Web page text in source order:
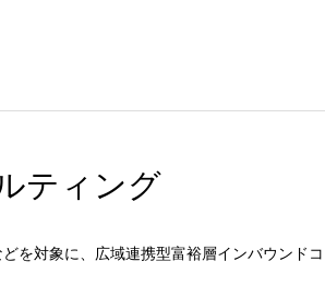
ティング
を対象に、広域連携型富裕層インバウンド